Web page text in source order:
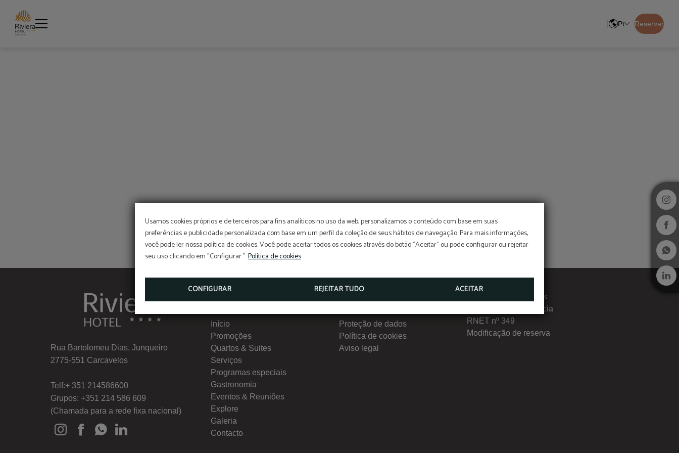
Usamos cookies próprios e de terceiros para fins analíticos no uso da web, personalizamos o conteúdo com base em suas
preferências e publicidade personalizada com base em um perfil da coleção de seus hábitos de navegação. Para mais informações,
você pode ler nossa política de cookies. Você pode aceitar todos os cookies através do botão "Aceitar" ou pode configurar ou rejeitar
seu uso clicando em "Configurar ".Política de cookies
CONFIGURAR REJEITAR TUDO ACEITAR
Pt Reservar
Rua Bartolomeu Dias, Junqueiro
2775-551 Carcavelos
Telf:+ 351 214586600
Grupos: +351 214 586 609
(Chamada para a rede fixa nacional)
Menu
Início
Promoções
Quartos & Suites
Serviços
Programas especiais
Gastronomia
Eventos & Reuniões
Explore
Galeria
Contacto
Interesse
Proteção de dados
Política de cookies
Aviso legal
Livro de Reclamações
Canal de Transparência
RNET nº 349
Modificação de reserva